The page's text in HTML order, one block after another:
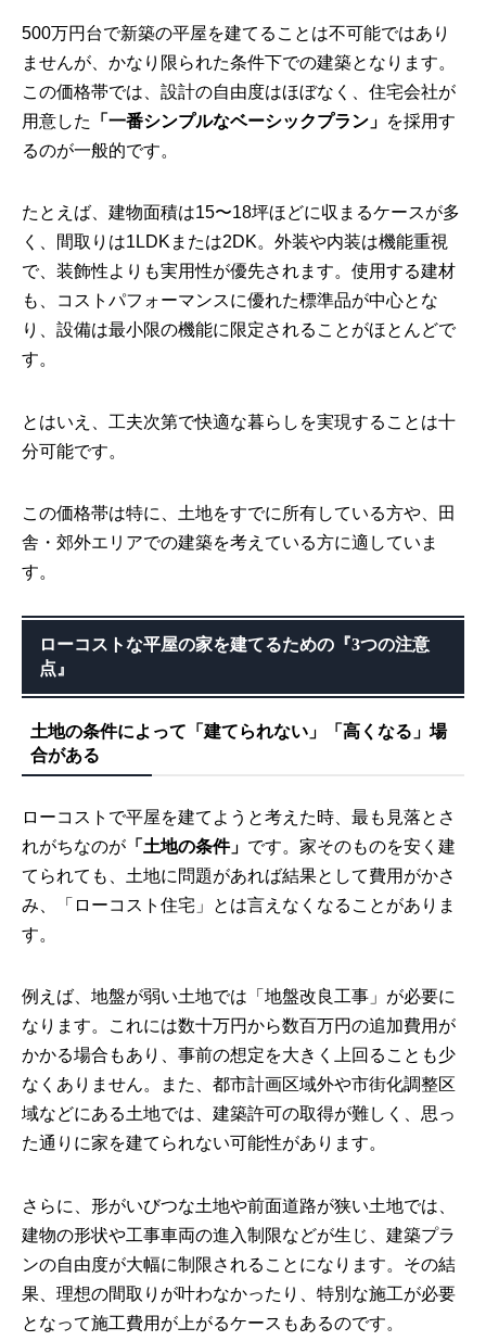
500万円台で新築の平屋を建てることは不可能ではあり
ませんが、かなり限られた条件下での建築となります。
この価格帯では、設計の自由度はほぼなく、住宅会社が
用意した
「一番シンプルなベーシックプラン」 を採用す
るのが一般的です。
たとえば、建物面積は15〜18坪ほどに収まるケースが多
く、間取りは1LDKまたは2DK。外装や内装は機能重視
で、装飾性よりも実用性が優先されます。使用する建材
も、コストパフォーマンスに優れた標準品が中心とな
り、設備は最小限の機能に限定されることがほとんどで
す。
とはいえ、工夫次第で快適な暮らしを実現することは十
分可能です。
この価格帯は特に、土地をすでに所有している方や、田
舎・郊外エリアでの建築を考えている方に適していま
す。
ローコストな平屋の家を建てるための『3つの注意
点』
土地の条件によって「建てられない」「高くなる」場
合がある
ローコストで平屋を建てようと考えた時、最も見落とさ
れがちなのが 「土地の条件」 です。家そのものを安く建
てられても、土地に問題があれば結果として費用がかさ
み、「ローコスト住宅」とは言えなくなることがありま
す。
例えば、地盤が弱い土地では「地盤改良工事」が必要に
なります。これには数十万円から数百万円の追加費用が
かかる場合もあり、事前の想定を大きく上回ることも少
なくありません。また、都市計画区域外や市街化調整区
域などにある土地では、建築許可の取得が難しく、思っ
た通りに家を建てられない可能性があります。
さらに、形がいびつな土地や前面道路が狭い土地では、
建物の形状や工事車両の進入制限などが生じ、建築プラ
ンの自由度が大幅に制限されることになります。その結
果、理想の間取りが叶わなかったり、特別な施工が必要
となって施工費用が上がるケースもあるのです。